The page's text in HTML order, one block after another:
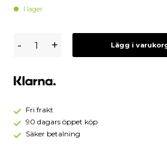
I lager
P
Örhängen
Guld
- + Lägg i
Fri frakt
90 dagars öppet köp
Säker betalning